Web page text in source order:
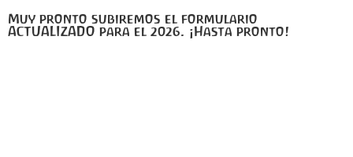
Muy pronto subiremos el formulario
ACTUALIZADO para el 2026. ¡Hasta pronto!